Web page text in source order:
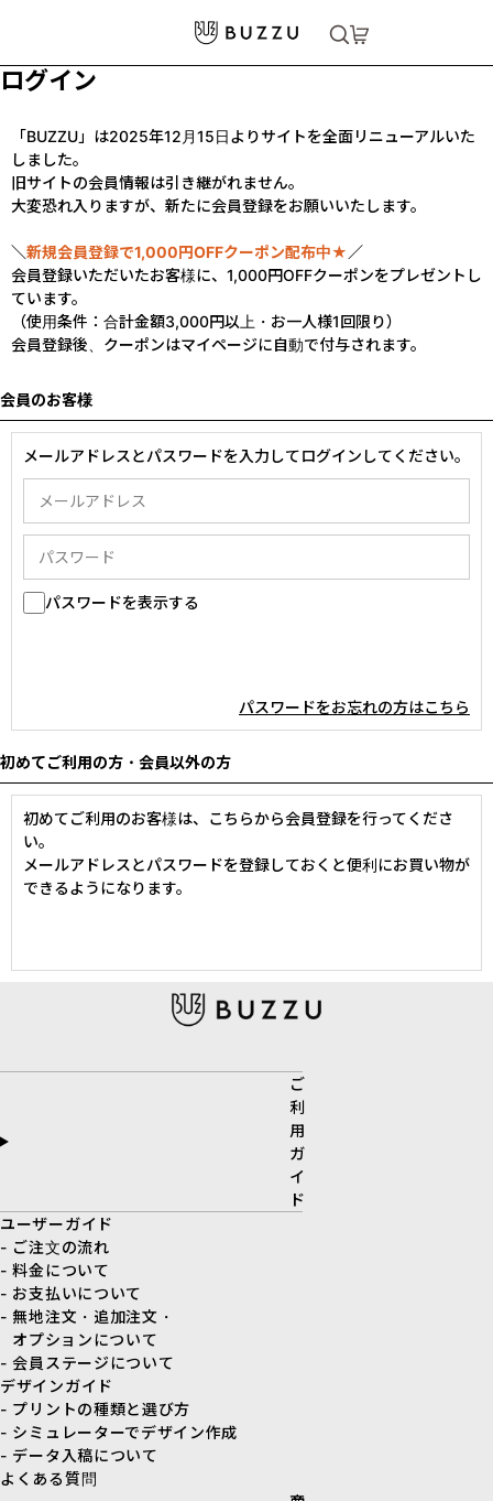
ログイン
「BUZZU」は2025年12月15日よりサイトを全面リニューアルいた
しました。
旧サイトの会員情報は引き継がれません。
大変恐れ入りますが、新たに会員登録をお願いいたします。
＼新規会員登録で1,000円OFFクーポン配布中★ ／
会員登録いただいたお客様に、1,000円OFFクーポンをプレゼントし
ています。
（使用条件：合計金額3,000円以上・お一人様1回限り）
会員登録後、クーポンはマイページに自動で付与されます。
会員のお客様
メールアドレスとパスワードを入力してログインしてください。
パスワードを表示する
パスワードをお忘れの方はこちら
初めてご利用の方・会員以外の方
初めてご利用のお客様は、こちらから会員登録を行ってくださ
い。
メールアドレスとパスワードを登録しておくと便利にお買い物が
できるようになります。
ご
利
用
ガ
イ
ド
ユーザーガイド
- ご注文の流れ
- 料金について
- お支払いについて
- 無地注文・追加注文・
オプションについて
- 会員ステージについて
デザインガイド
- プリントの種類と選び方
- シミュレーターでデザイン作成
- データ入稿について
よくある質問